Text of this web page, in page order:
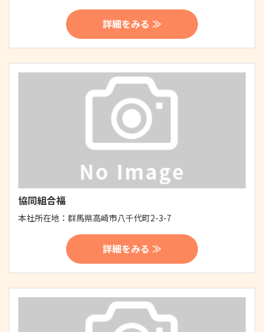
詳細をみる ≫
協同組合福
本社所在地： 群馬県高崎市八千代町2-3-7
詳細をみる ≫